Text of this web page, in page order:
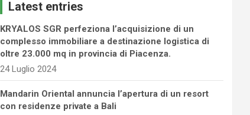
Latest entries
KRYALOS SGR perfeziona l’acquisizione di un
complesso immobiliare a destinazione logistica di
oltre 23.000 mq in provincia di Piacenza.
24 Luglio 2024
Mandarin Oriental annuncia l’apertura di un resort
con residenze private a Bali